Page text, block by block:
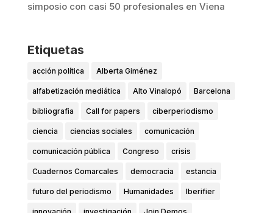
simposio con casi 50 profesionales en Viena
Etiquetas
acción política Alberta Giménez
alfabetización mediática Alto Vinalopó Barcelona
bibliografia Call for papers ciberperiodismo
ciencia ciencias sociales comunicación
comunicación pública Congreso crisis
Cuadernos Comarcales democracia estancia
futuro del periodismo Humanidades Iberifier